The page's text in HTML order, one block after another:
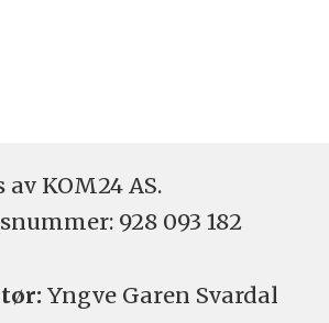
KOM24 AS.
928 093 182
Yngve Garen Svardal